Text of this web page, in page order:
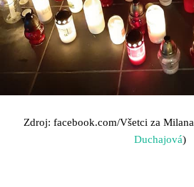
Zdroj: facebook.com/Všetci za Milana
Duchajová)